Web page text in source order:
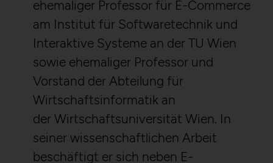
ehemaliger Professor für E-Commerce
am Institut für Softwaretechnik und
Interaktive Systeme an der TU Wien
sowie ehemaliger Professor und
Vorstand der Abteilung für
Wirtschaftsinformatik an
der Wirtschaftsuniversität Wien. In
seiner wissenschaftlichen Arbeit
beschäftigt er sich neben E-
Service name: Matomo
Description:
GDPR conform tracking
tool to collect, analyze and
create reportings regarding
behaviour of users during
their website visits.
Privacy policy:
/en/privacy-policy/
Owner:
NOUS
Wissensmanagement
HTTP Cookie:
_gid
Purpose:
Registers a unique ID that
statistical data on how
the visitor uses the
website.
Domain:
localhost
Storage duration:23 hours